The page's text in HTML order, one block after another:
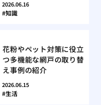
2026.06.16
知識
花粉やペット対策に役立
つ多機能な網戸の取り替
え事例の紹介
2026.06.15
生活